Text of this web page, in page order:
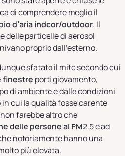
di comprendere meglio il
d’aria indoor/outdoor. Il
delle particelle di aerosol
proprio dall’esterno.
sfatato il mito secondo cui
finestre porti giovamento,
di ambiente e dalle condizioni
in cui la qualità fosse carente
farebbe altro che
delle persone al PM2.5 e ad
notoriamente hanno una
più elevata.